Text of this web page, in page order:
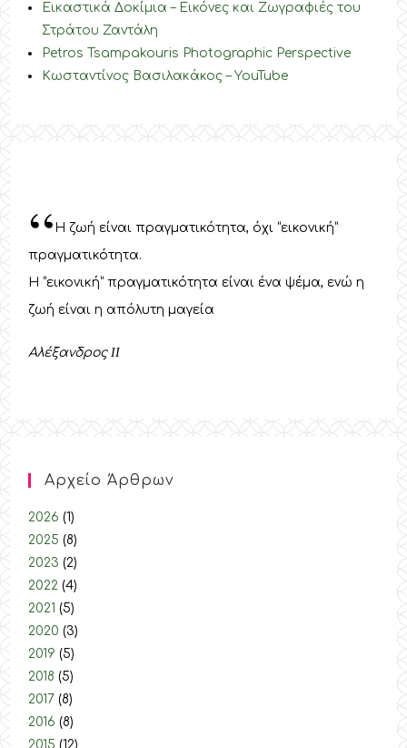
Εικαστικά Δοκίμια – Εικόνες και Ζωγραφιές του
Στράτου Ζαντάλη
Petros Tsampakouris Photographic Perspective
Κωσταντίνος Βασιλακάκος – YouTube
“Η ζωή είναι πραγματικότητα, όχι “εικονική”
πραγματικότητα.
Η “εικονική” πραγματικότητα είναι ένα ψέμα, ενώ η
ζωή είναι η απόλυτη μαγεία
ΑλέξανδροςII
Αρχείο Άρθρων
2026 (1)
2025 (8)
2023 (2)
2022 (4)
2021 (5)
2020 (3)
2019 (5)
2018 (5)
2017 (8)
2016 (8)
2015 (12)